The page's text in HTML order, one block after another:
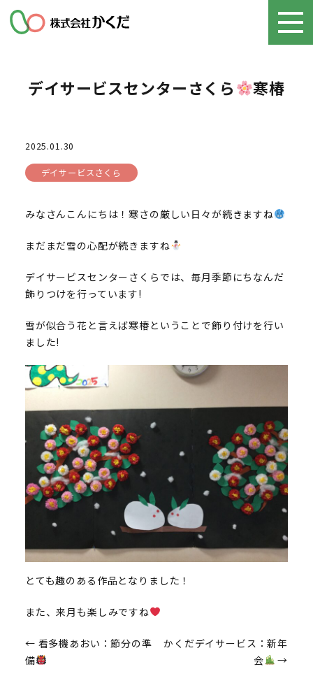
デイサービスセンターさくら 寒椿
2025.01.30
デイサービスさくら
みなさんこんにちは！寒さの厳しい日々が続きますね
まだまだ雪の心配が続きますね
デイサービスセンターさくらでは、毎月季節にちなんだ
飾りつけを行っています!
雪が似合う花と言えば寒椿ということで飾り付けを行い
ました!
とても趣のある作品となりました！
また、来月も楽しみですね
投
稿
← 看多機あおい：節分の準
備
かくだデイサービス：新年
会
→